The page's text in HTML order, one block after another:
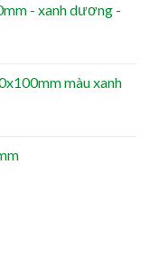
- xanh dương -
màu xanh